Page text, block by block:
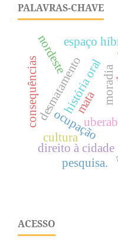
PALAVRAS-CHAVE
moradia
ocupação
direito à cidade
história oral
espaço
desmatamento
consequências mata
nordeste
pesquisa.
cultura
ACESSO